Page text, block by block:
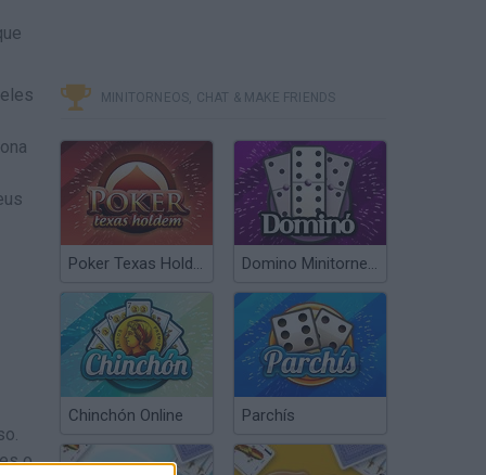
o
MINITORNEOS, CHAT & MAKE FRIENDS
Poker Texas Hold’em Domino Minitorneos
Chinchón Online Parchís